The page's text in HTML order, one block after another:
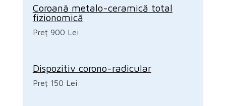
Coroană metalo-ceramică total
fizionomică
Preț 900 Lei
Dispozitiv corono-radicular
Preț 150 Lei